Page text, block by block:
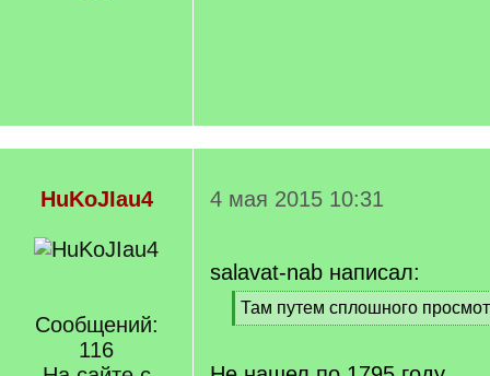
HuKoJIau4
Сообщений:
116
4 мая 2015 10:31
salavat-nab написал:
[
q
Там путем сплошного
[
q